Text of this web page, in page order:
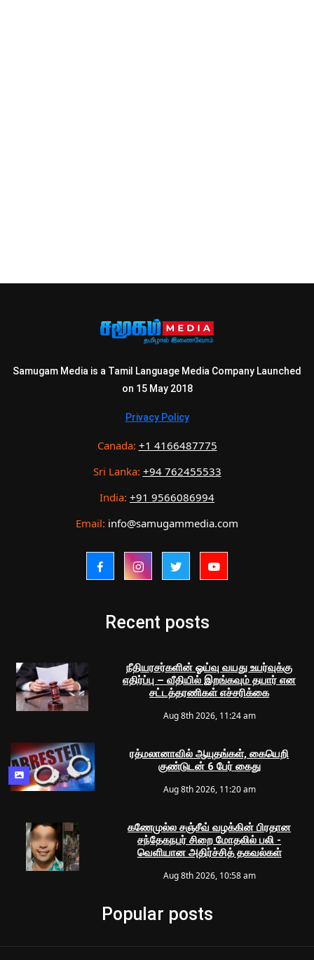
Samugam Media is a Tamil Language Media Company Launched
on 15 May 2018
Privacy Policy
Canada: +1 4166487775
Sri Lanka: +94 762455533
India: +91 9566086994
Email: info@samugammedia.com
Recent posts
நீதியரசர்களின் ஓய்வு வயது உயர்வுக்கு
எதிர்ப்பு – வீதியில் இறங்கவும் தயார் என
சட்டத்தரணிகள் எச்சரிக்கை
Aug 8th 2026, 11:24 am
ரத்மலானாவில் ஆயுதங்கள், கையெறி
குண்டுடன் 6 பேர் கைது
Aug 8th 2026, 11:20 am
கணேமுல்ல சஞ்சீவ் வழக்கின் பிரதான
சந்தேகநபர் சிறை மோதலில் பலி -
வெளியான அதிர்ச்சித் தகவல்கள்
Aug 8th 2026, 10:58 am
Popular posts